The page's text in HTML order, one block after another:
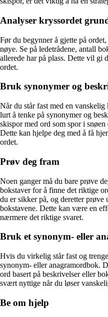
Analyser kryssordet
Før du begynner å gjette på
nøye. Se på ledetrådene, antall
allerede har på plass. Dette vil gi
ordet.
Bruk synonymer og
Når du står fast med en
lurt å tenke på synonymer og
skispor med ord som spor i
Dette kan hjelpe deg med å få
ordet.
Prøv deg fram
Noen ganger må du bare prøve
bokstaver for å finne det riktige
du er sikker på, og deretter prøve
bokstavene. Dette kan være en
nærmere det riktige svaret.
Bruk et synonym- eller
Hvis du virkelig står fast og
synonym- eller anagramordbok.
ord basert på beskrivelser eller
svært nyttige når du løser
Be om hjelp